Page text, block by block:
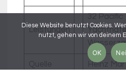
Leistungen
Heinz
Diese Website benutzt Cookies.
nutzt, gehen wir von deinem
OK